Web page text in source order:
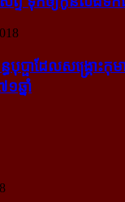
បុប្ផា​ដែល​សង្គ្រោះ​កុម
ឆ្នាំ